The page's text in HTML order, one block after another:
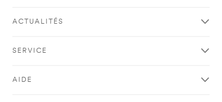
ACTUALITÉS
SERVICE
AIDE